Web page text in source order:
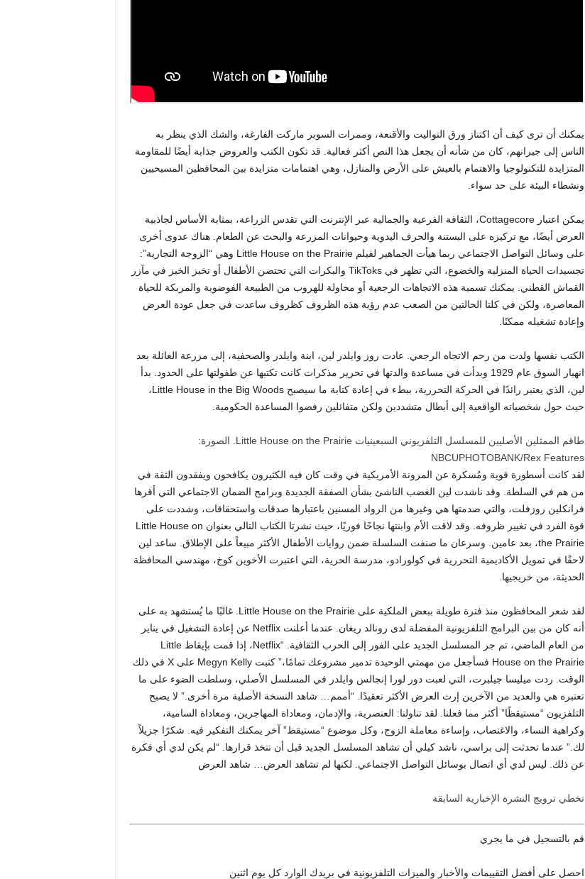
يمكنك أن ترى كيف أن اكتناز ورق التواليت والأقنعة، وممرات السوبر ماركت الفارغة، والشك الذي ينظر به
الناس إلى جيرانهم، كان من شأنه أن يجعل هذا النص أكثر فعالية. قد تكون الكتب والعروض جذابة أيضًا للمقاومة
المتزايدة للتكنولوجيا والاهتمام بالعيش على الأرض والمنازل، وهي اهتمامات متزايدة بين المحافظين المسيحيين
ونشطاء البيئة على حد سواء.
يمكن اعتبار Cottagecore، الثقافة الفرعية والجمالية عبر الإنترنت التي تقدس الزراعة، بمثابة الأساس لجاذبية
العرض أيضًا، مع تركيزه على البستنة والحرف اليدوية وحيوانات المزرعة والبحث عن الطعام. هناك عدوى أخرى
على وسائل التواصل الاجتماعي ربما هيأت الجماهير لفيلم Little House on the Prairie وهي “الزوجة التجارية”:
تجسيدات الحياة المنزلية والخضوع، التي تظهر في TikToks والبكرات التي تحتضن الأطفال أو تخبز الخبز في مآزر
القماش القطني. يمكنك تسمية هذه الاتجاهات الرجعية أو محاولة للهروب من الطبيعة الفوضوية والمربكة للحياة
المعاصرة، ولكن في كلتا الحالتين من الصعب عدم رؤية هذه الظروف كظروف ساعدت في جعل عودة العرض
وإعادة تشغيله ممكنًا.
الكتب نفسها ولدت من رحم الاتجاه الرجعي. عادت روز وايلدر لين، ابنة وايلدر والصحفية، إلى مزرعة العائلة بعد
انهيار السوق عام 1929 وبدأت في مساعدة والدتها في تحرير مذكرات كانت تكتبها عن طفولتها على الحدود. بدأ
لين، الذي يعتبر رائدًا في الحركة التحررية، ببطء في إعادة كتابة ما سيصبح Little House in the Big Woods،
حيث حول شخصياته الواقعية إلى أبطال متشددين ولكن متفائلين رفضوا المساعدة الحكومية.
طاقم الممثلين الأصليين للمسلسل التلفزيوني السبعينيات Little House on the Prairie.
الصورة:
NBCUPHOTOBANK/Rex Features
لقد كانت أسطورة قوية ومُسكرة عن المرونة الأمريكية في وقت كان فيه الكثيرون يكافحون ويفقدون الثقة في
من هم في السلطة. وقد ناشدت لين الغضب الناشئ بشأن الصفقة الجديدة وبرامج الضمان الاجتماعي التي أقرها
فرانكلين روزفلت، والتي صدمتها هي وغيرها من الرواد المسنين باعتبارها صدقات واستحقاقات، وشددت على
قوة الفرد في تغيير ظروفه. وقد لاقت الأم وابنتها نجاحًا فوريًا، حيث نشرتا الكتاب التالي بعنوان Little House on
the Prairie، بعد عامين. وسرعان ما صنفت السلسلة ضمن روايات الأطفال الأكثر مبيعاً على الإطلاق. ساعد لين
لاحقًا في تمويل الأكاديمية التحررية في كولورادو، مدرسة الحرية، التي اعتبرت الأخوين كوخ، مهندسي المحافظة
الحديثة، من خريجيها.
لقد شعر المحافظون منذ فترة طويلة ببعض الملكية على Little House on the Prairie. غالبًا ما يُستشهد به على
أنه كان من بين البرامج التلفزيونية المفضلة لدى رونالد ريغان. عندما أعلنت Netflix عن إعادة التشغيل في يناير
من العام الماضي، تم جر المسلسل الجديد على الفور إلى الحرب الثقافية. “Netflix، إذا قمت بإيقاظ Little
House on the Prairie فسأجعل من مهمتي الوحيدة تدمير مشروعك تمامًا،” كتبت Megyn Kelly على X في ذلك
الوقت. ردت ميليسا جيلبرت، التي لعبت دور لورا إنجالس وايلدر في المسلسل الأصلي، وسلطت الضوء على ما
تعتبره هي والعديد من الآخرين إرث العرض الأكثر تعقيدًا. “أممم… شاهد النسخة الأصلية مرة أخرى.” لا يصبح
التلفزيون “مستيقظًا” أكثر مما فعلنا. لقد تناولنا: العنصرية، والإدمان، ومعاداة المهاجرين، ومعاداة السامية،
وكراهية النساء، والاغتصاب، وإساءة معاملة الزوج، وكل موضوع “مستيقظ” آخر يمكنك التفكير فيه. شكرًا جزيلاً
لك.” عندما تحدثت إلى براسي، ناشد كيلي أن تشاهد المسلسل الجديد قبل أن تتخذ قرارها. “لم يكن لدي أي فكرة
عن ذلك. ليس لدي أي اتصال بوسائل التواصل الاجتماعي. لكنها لم تشاهد العرض… شاهد العرض
تخطي ترويج النشرة الإخبارية السابقة
قم بالتسجيل في ما يجري
احصل على أفضل التقييمات والأخبار والميزات التلفزيونية في بريدك الوارد كل يوم اثنين